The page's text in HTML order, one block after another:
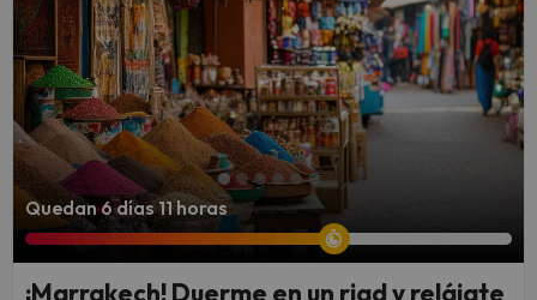
Quedan 6 días 11 horas
¡Marrakech! Duerme en un riad y relájate